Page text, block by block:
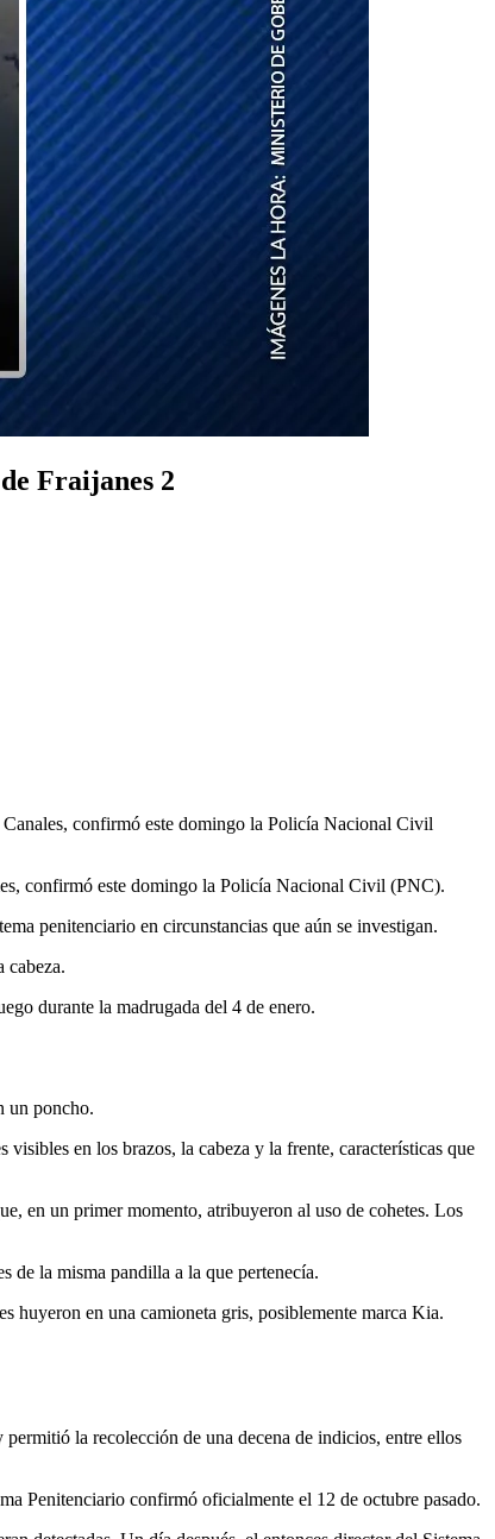
Fraijanes 2
confirmó este domingo la Policía Nacional Civil
confirmó este domingo la Policía Nacional Civil (PNC).
penitenciario en circunstancias que aún se investigan.
cabeza.
durante la madrugada del 4 de enero.
un poncho.
en los brazos, la cabeza y la frente, características que
en un primer momento, atribuyeron al uso de cohetes. Los
de la misma pandilla a la que pertenecía.
huyeron en una camioneta gris, posiblemente marca Kia.
la recolección de una decena de indicios, entre ellos
Penitenciario confirmó oficialmente el 12 de octubre pasado.